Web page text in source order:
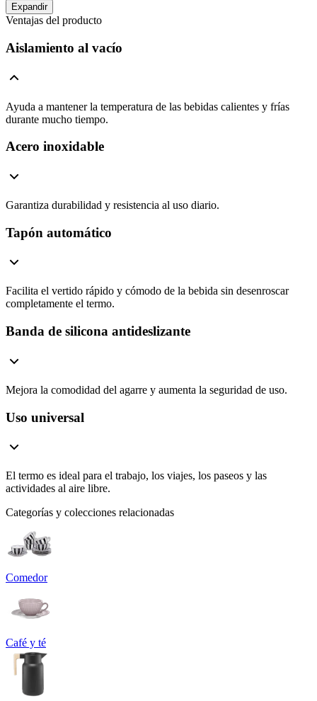
Expandir
Ventajas del producto
Aislamiento al vacío
Ayuda a mantener la temperatura de las bebidas calientes y frías
durante mucho tiempo.
Acero inoxidable
Garantiza durabilidad y resistencia al uso diario.
Tapón automático
Facilita el vertido rápido y cómodo de la bebida sin desenroscar
completamente el termo.
Banda de silicona antideslizante
Mejora la comodidad del agarre y aumenta la seguridad de uso.
Uso universal
El termo es ideal para el trabajo, los viajes, los paseos y las
actividades al aire libre.
Categorías y colecciones relacionadas
Comedor
Café y té